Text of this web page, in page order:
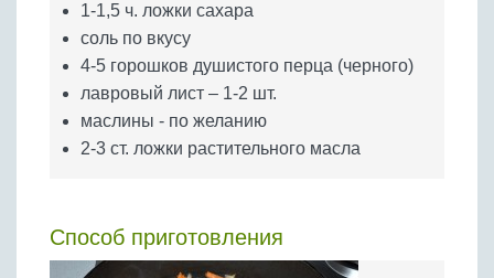
1-1,5 ч. ложки сахара
соль по вкусу
4-5 горошков душистого перца (черного)
лавровый лист – 1-2 шт.
маслины - по желанию
2-3 ст. ложки растительного масла
Способ приготовления